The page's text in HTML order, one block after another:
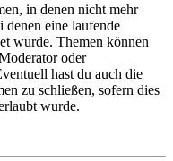
in denen nicht mehr
denen eine laufende
wurde. Themen können
oder
hast du auch die
zu schließen, sofern dies
wurde.